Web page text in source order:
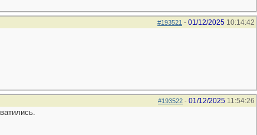
#193521 - 01/12/2025 10:14:42
#193522 - 01/12/2025 11:54:26